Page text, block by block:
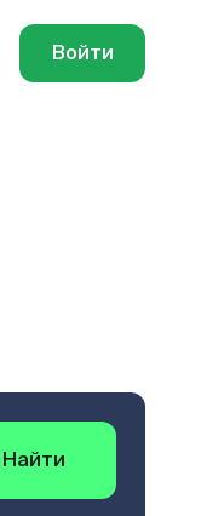
Войти
Найти